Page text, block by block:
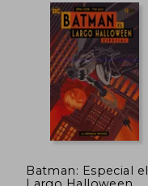
45%
dcto.
Batman: Especial el